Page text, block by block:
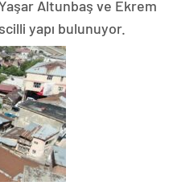
Yaşar Altunbaş ve Ekrem
yapı bulunuyor.